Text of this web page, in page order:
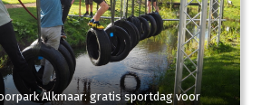
Alkmaar: gratis sportdag voor